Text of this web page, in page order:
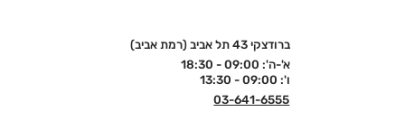
ברודצקי 43 תל אביב (רמת אביב)
א'-ה': 09:00 - 18:30
ו': 09:00 - 13:30
03-641-6555